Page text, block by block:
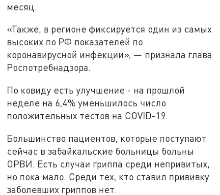
месяц.
«Также, в регионе фиксируется один из самых
высоких по РФ показателей по
коронавирусной инфекции», — признала глава
Роспотребнадзора.
По ковиду есть улучшение - на прошлой
неделе на 6,4% уменьшилось число
положительных тестов на COVID-19.
Большинство пациентов, которые поступают
сейчас в забайкальские больницы больны
ОРВИ. Есть случаи гриппа среди непривитых,
но пока мало. Среди тех, кто ставил прививку
заболевших гриппов нет.